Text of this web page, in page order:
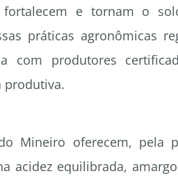
fortalecem e tornam o
práticas agronômicas
com produtores
produtiva.
Mineiro oferecem, pela
acidez equilibrada,